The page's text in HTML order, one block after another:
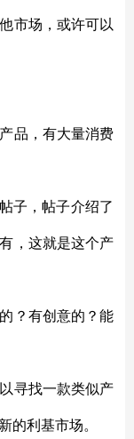
市场，或许可以
品，有大量消费
子，帖子介绍了
，这就是这个产
？有创意的？能
寻找一款类似产
的利基市场。